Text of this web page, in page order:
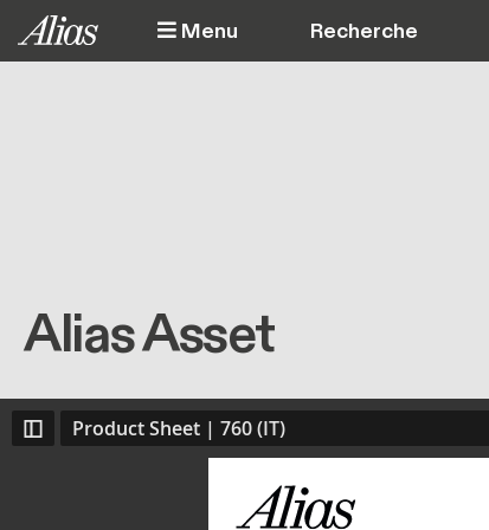
Aller au contenu principal
Menu
Alias Asset
Product Sheet | 760 (IT)